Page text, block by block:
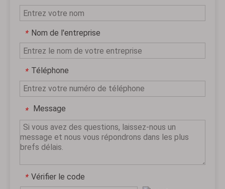
* Nom de l'entreprise
* Téléphone
* Message
* Vérifier le code